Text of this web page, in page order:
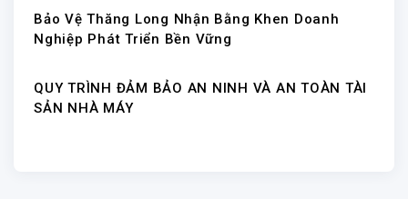
Bảo Vệ Thăng Long Nhận Bằng Khen Doanh
Nghiệp Phát Triển Bền Vững
QUY TRÌNH ĐẢM BẢO AN NINH VÀ AN TOÀN TÀI
SẢN NHÀ MÁY